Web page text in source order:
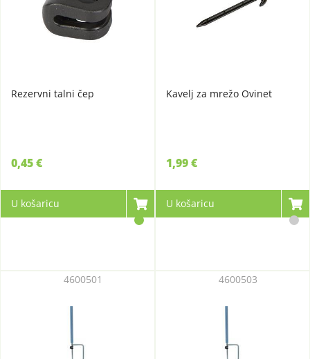
Rezervni talni čep
0,45 €
U košaricu
Kavelj za mrežo Ovinet
1,99 €
U košaricu
4600501 4600503